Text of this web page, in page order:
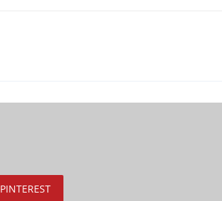
PINTEREST